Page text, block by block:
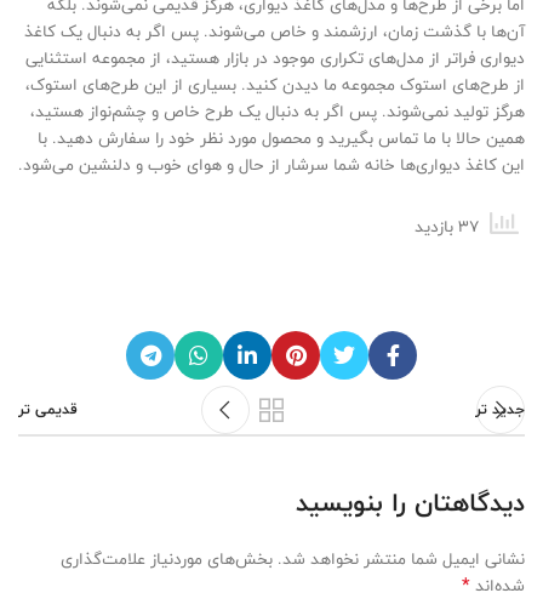
آن‌ها با گذشت زمان، ارزشمند و خاص می‌شوند. پس اگر به دنبال یک کاغذ
دیواری فراتر از مدل‌های تکراری موجود در بازار هستید، از مجموعه استثنایی
از طرح‌های استوک مجموعه ما دیدن کنید. بسیاری از این طرح‌های استوک،
هرگز تولید نمی‌شوند. پس اگر به دنبال یک طرح خاص و چشم‌نواز هستید،
همین حالا با ما تماس بگیرید و محصول مورد نظر خود را سفارش دهید. با
این کاغذ دیواری‌ها خانه شما سرشار از حال و هوای خوب و دلنشین می‌شود.
جدید تر قدیمی تر
دیدگاهتان را بنویسید
نشانی ایمیل شما منتشر نخواهد شد. بخش‌های موردنیاز علامت‌گذاری
شده‌اند*